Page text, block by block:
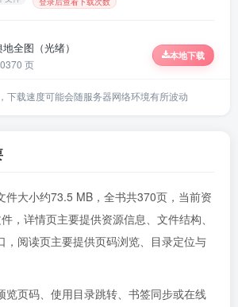
全图（光绪）
370 页
本地下载
下载速度可能会随服务器网络环境有所波动
件大小约73.5 MB，全书共370页，当前资
，详情页主要提供资源信息、文件结构、
，阅读页主要提供页码浏览、目录定位与
览页码、使用目录跳转、书签同步或在线